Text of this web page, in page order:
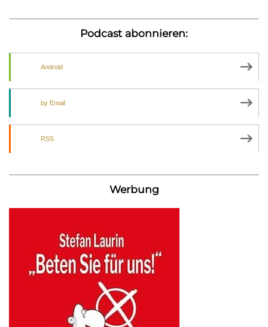
Podcast abonnieren:
Android
by Email
RSS
Werbung